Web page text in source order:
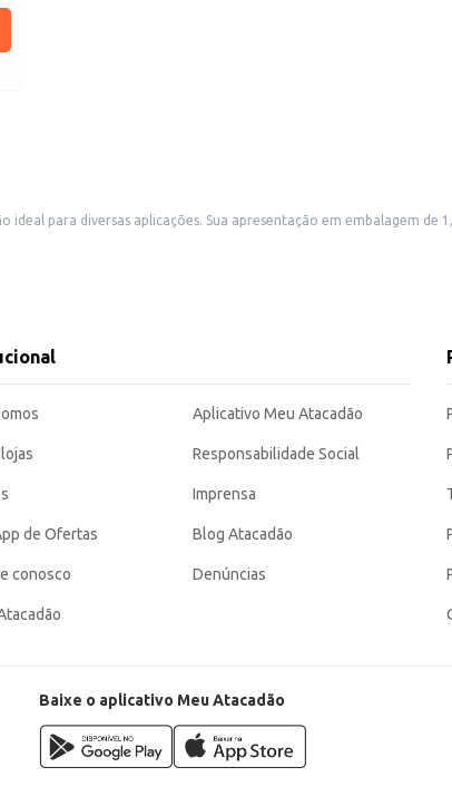
vantajosa para estabelecimentos comerciais que
praticidade e eficiência no preparo de diversos produtos,
de Ofertas
conosco
Aplicativo Meu Atacadão
Responsabilidade Social
Imprensa
Blog Atacadão
Denúncias
Baixe o aplicativo Meu Atacadão